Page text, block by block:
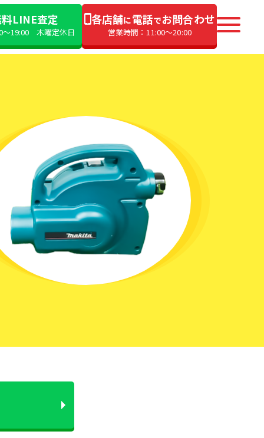
LINE査定
〜19:00 木曜定休日
各店舗に電話でお問合わせ
営業時間：11:00〜20:00